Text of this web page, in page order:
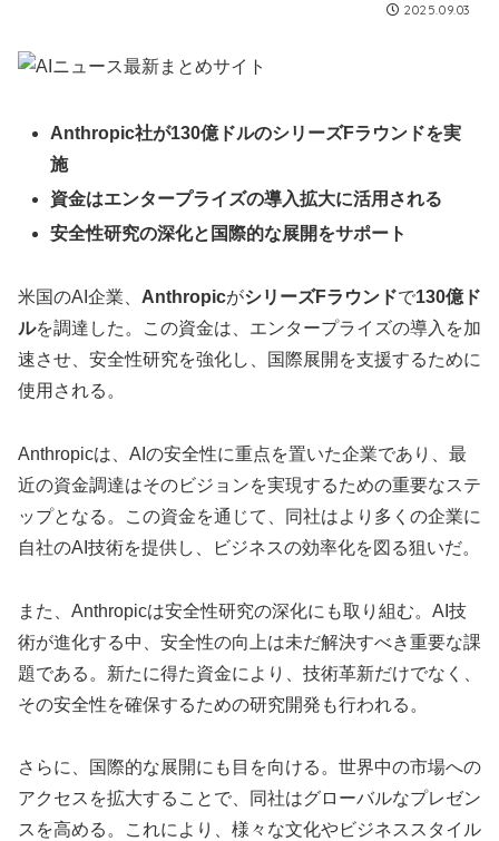
2025.09.03
Anthropic社が130億ドルのシリーズFラウンドを実
施
資金はエンタープライズの導入拡大に活用される
安全性研究の深化と国際的な展開をサポート
米国のAI企業、 AnthropicがシリーズFラウンドで130億ド
ルを調達した。この資金は、エンタープライズの導入を加
速させ、安全性研究を強化し、国際展開を支援するために
使用される。
Anthropicは、AIの安全性に重点を置いた企業であり、最
近の資金調達はそのビジョンを実現するための重要なステ
ップとなる。この資金を通じて、同社はより多くの企業に
自社のAI技術を提供し、ビジネスの効率化を図る狙いだ。
また、Anthropicは安全性研究の深化にも取り組む。AI技
術が進化する中、安全性の向上は未だ解決すべき重要な課
題である。新たに得た資金により、技術革新だけでなく、
その安全性を確保するための研究開発も行われる。
さらに、国際的な展開にも目を向ける。世界中の市場への
アクセスを拡大することで、同社はグローバルなプレゼン
スを高める。これにより、様々な文化やビジネススタイル